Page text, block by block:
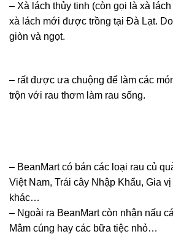
– Xà lách thủy tinh (còn gọi là xà
xà lách mới được trồng tại Đà Lạt.
giòn và ngọt.
– rất được ưa chuộng để làm các
trộn với rau thơm làm rau sống.
– BeanMart có bán các loại rau củ
Việt Nam, Trái cây Nhập Khẩu, Gia
khác…
– Ngoài ra BeanMart còn nhận nấu
Mâm cúng hay các bữa tiệc nhỏ…